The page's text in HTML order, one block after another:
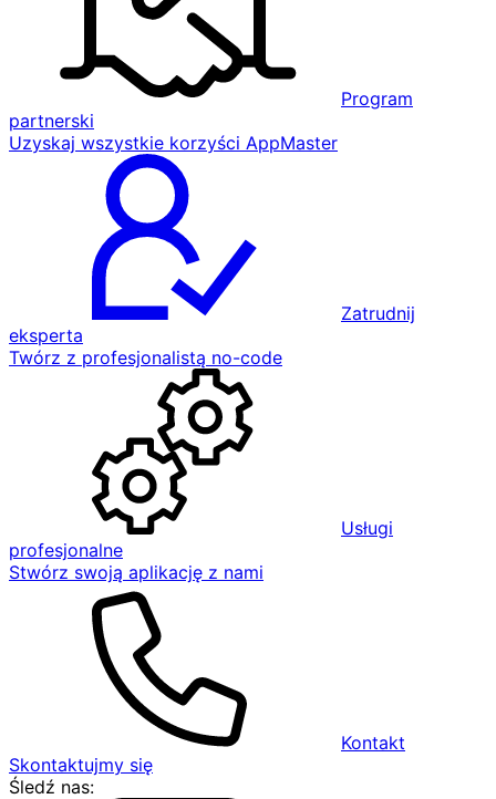
Program
partnerski
Uzyskaj wszystkie korzyści AppMaster
Zatrudnij
eksperta
Twórz z profesjonalistą no-code
Usługi
profesjonalne
Stwórz swoją aplikację z nami
Kontakt
Skontaktujmy się
Śledź nas: